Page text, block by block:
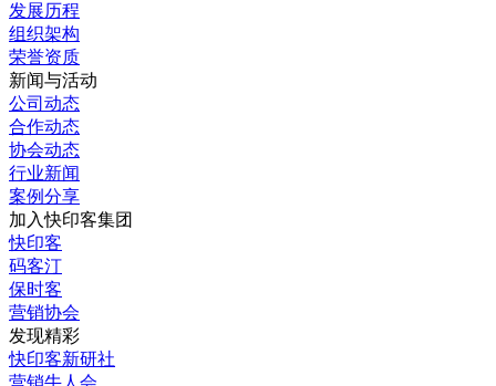
发展历程
组织架构
荣誉资质
新闻与活动
公司动态
合作动态
协会动态
行业新闻
案例分享
加入快印客集团
快印客
码客汀
保时客
营销协会
发现精彩
快印客新研社